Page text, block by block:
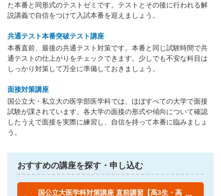
た本番と同形式のテストゼミです。テストとその後に行われる解
説講義で自信をつけて入試本番を迎えましょう。
共通テスト本番突破テスト講座
本番直前、最後の共通テスト対策です。本番と同じ試験時間で共
通テストの仕上がりをチェックできます。少しでも不安な科目は
しっかり対策して万全に準備しておきましょう。
面接対策講座
国公立大・私立大の医学部医学科では、ほぼすべての大学で面接
試験が課されています。各大学の面接の形式や傾向について確認
したうえで面接を実際に練習し、自信を持って本番に臨みましょ
う。
おすすめの講座を探す・申し込む
国公立大医学科対策講座 直前講習【高3生・高